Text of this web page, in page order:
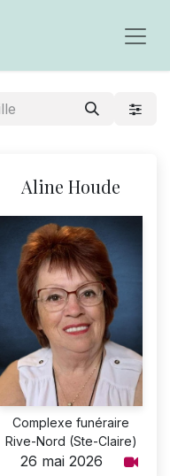
Aline Houde
Complexe funéraire
Rive-Nord (Ste-Claire)
26 mai 2026